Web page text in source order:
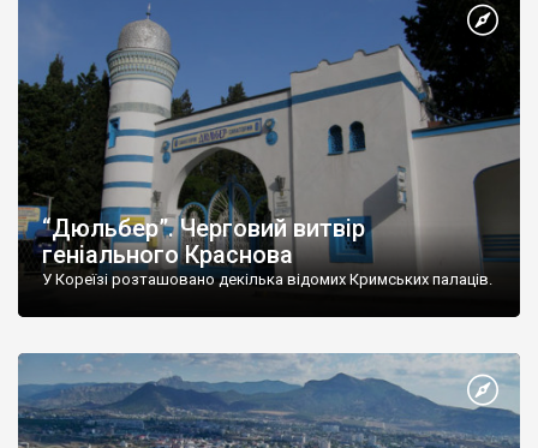
“Дюльбер”. Черговий витвір
геніального Краснова
У Кореїзі розташовано декілька відомих Кримських палаців.